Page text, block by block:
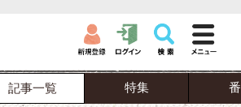
記事一覧 特集